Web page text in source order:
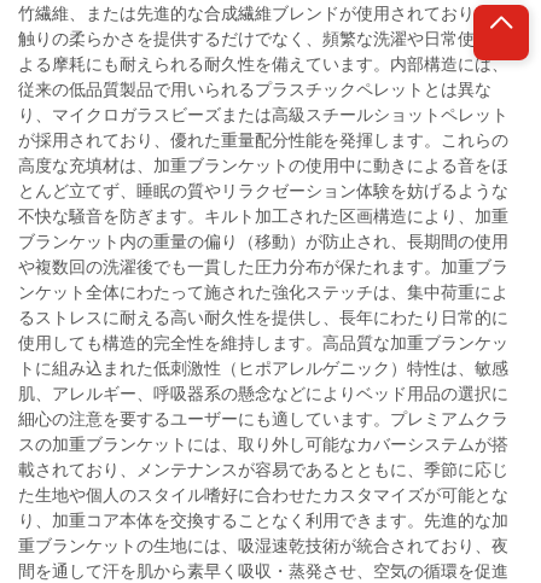
竹繊維、または先進的な合成繊維ブレンドが使用されており、肌
触りの柔らかさを提供するだけでなく、頻繁な洗濯や日常使用に
よる摩耗にも耐えられる耐久性を備えています。内部構造には、
従来の低品質製品で用いられるプラスチックペレットとは異な
り、マイクロガラスビーズまたは高級スチールショットペレット
が採用されており、優れた重量配分性能を発揮します。これらの
高度な充填材は、加重ブランケットの使用中に動きによる音をほ
とんど立てず、睡眠の質やリラクゼーション体験を妨げるような
不快な騒音を防ぎます。キルト加工された区画構造により、加重
ブランケット内の重量の偏り（移動）が防止され、長期間の使用
や複数回の洗濯後でも一貫した圧力分布が保たれます。加重ブラ
ンケット全体にわたって施された強化ステッチは、集中荷重によ
るストレスに耐える高い耐久性を提供し、長年にわたり日常的に
使用しても構造的完全性を維持します。高品質な加重ブランケッ
トに組み込まれた低刺激性（ヒポアレルゲニック）特性は、敏感
肌、アレルギー、呼吸器系の懸念などによりベッド用品の選択に
細心の注意を要するユーザーにも適しています。プレミアムクラ
スの加重ブランケットには、取り外し可能なカバーシステムが搭
載されており、メンテナンスが容易であるとともに、季節に応じ
た生地や個人のスタイル嗜好に合わせたカスタマイズが可能とな
り、加重コア本体を交換することなく利用できます。先進的な加
重ブランケットの生地には、吸湿速乾技術が統合されており、夜
間を通して汗を肌から素早く吸収・蒸発させ、空気の循環を促進